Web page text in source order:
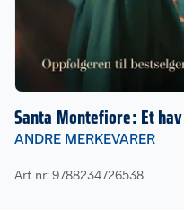
Santa Montefiore: Et
ANDRE MERKEVARER
Art nr: 9788234726538